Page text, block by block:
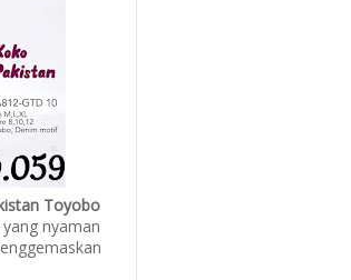
Toyobo
nyaman